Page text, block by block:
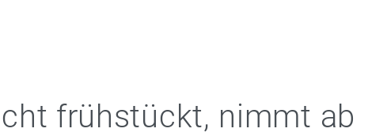
frühstückt, nimmt ab